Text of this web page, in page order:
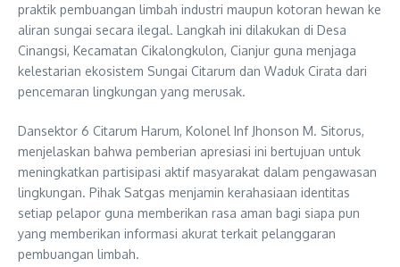
praktik pembuangan limbah industri maupun kotoran hewan ke
aliran sungai secara ilegal. Langkah ini dilakukan di Desa
Cinangsi, Kecamatan Cikalongkulon, Cianjur guna menjaga
kelestarian ekosistem Sungai Citarum dan Waduk Cirata dari
pencemaran lingkungan yang merusak.
Dansektor 6 Citarum Harum, Kolonel Inf Jhonson M. Sitorus,
menjelaskan bahwa pemberian apresiasi ini bertujuan untuk
meningkatkan partisipasi aktif masyarakat dalam pengawasan
lingkungan. Pihak Satgas menjamin kerahasiaan identitas
setiap pelapor guna memberikan rasa aman bagi siapa pun
yang memberikan informasi akurat terkait pelanggaran
pembuangan limbah.